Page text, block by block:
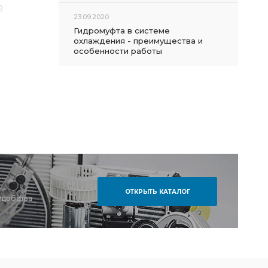
23.09.2020
Гидромуфта в системе
охлаждения - преимущества и
особенности работы
ОТКРЫТЬ КАТАЛОГ